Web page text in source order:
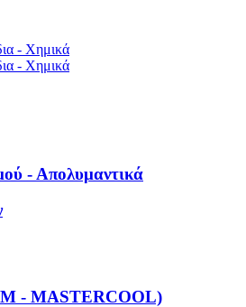
- Χημικά
- Χημικά
- Απολυμαντικά
- MASTERCOOL)